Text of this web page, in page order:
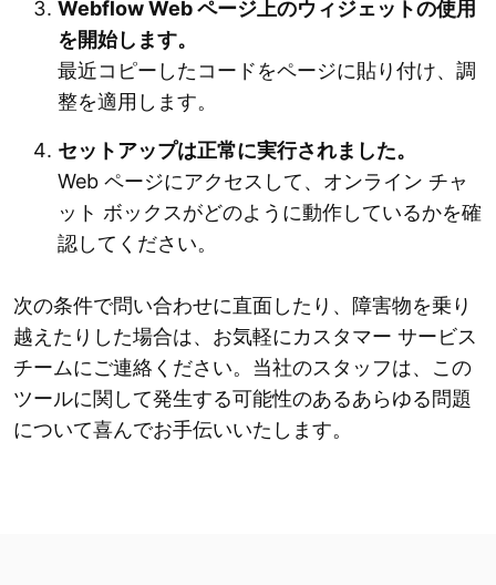
Webflow Web ページ上のウィジェットの使用
を開始します。
最近コピーしたコードをページに貼り付け、調
整を適用します。
セットアップは正常に実行されました。
Web ページにアクセスして、オンライン チャ
ット ボックスがどのように動作しているかを確
認してください。
次の条件で問い合わせに直面したり、障害物を乗り
越えたりした場合は、お気軽にカスタマー サービス
チームにご連絡ください。当社のスタッフは、この
ツールに関して発生する可能性のあるあらゆる問題
について喜んでお手伝いいたします。